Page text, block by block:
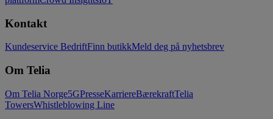
Kontakt
Kundeservice BedriftFinn butikkMeld deg på nyhetsbrev
Om Telia
Om Telia Norge5GPresseKarriereBærekraftTelia
TowersWhistleblowing Line